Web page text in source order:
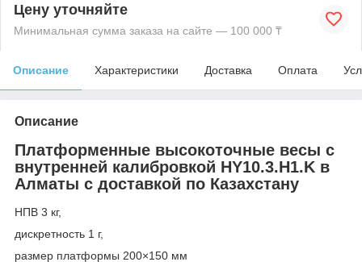
Цену уточняйте
Минимальная сумма заказа на сайте — 100 000 ₸
Описание Характеристики Доставка Оплата
Описание
Платформенные высокоточные весы с
внутренней калибровкой HY10.3.H1.K в
Алматы с доставкой по Казахстану
НПВ 3 кг,
дискретность 1 г,
размер платформы 200×150 мм